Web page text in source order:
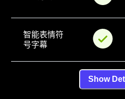
智能表情符
号字幕
Show